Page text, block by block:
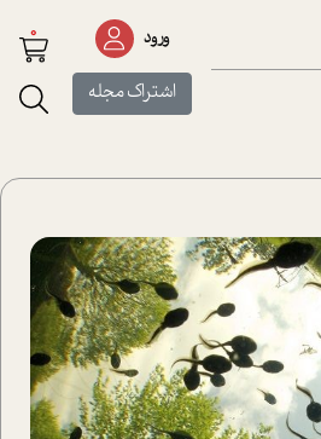
ورود
اشتراک مجله
0